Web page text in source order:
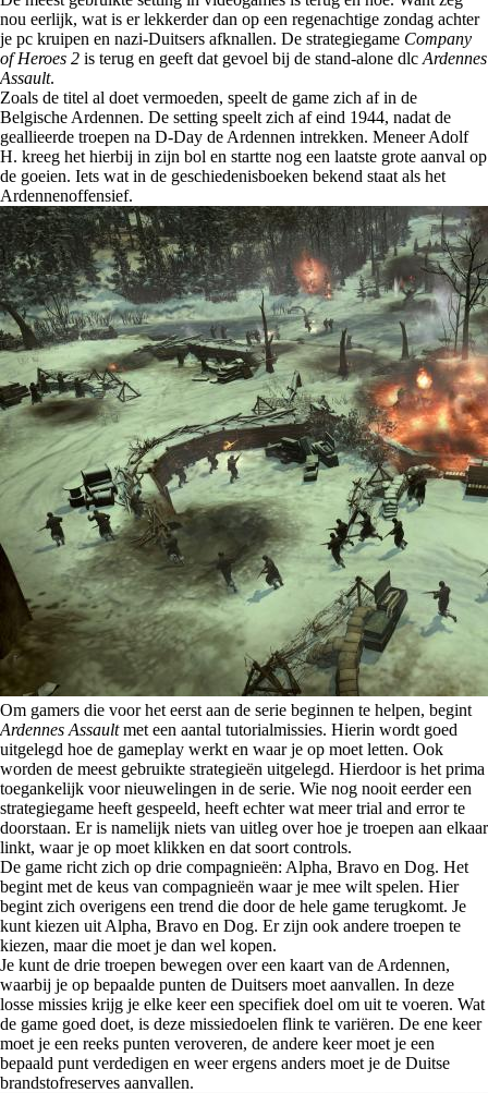
nou eerlijk, wat is er lekkerder dan op een regenachtige zondag achter
je pc kruipen en nazi-Duitsers afknallen. De strategiegame Company
of Heroes 2 is terug en geeft dat gevoel bij de stand-alone dlc Ardennes
Assault.
Zoals de titel al doet vermoeden, speelt de game zich af in de
Belgische Ardennen. De setting speelt zich af eind 1944, nadat de
geallieerde troepen na D-Day de Ardennen intrekken. Meneer Adolf
H. kreeg het hierbij in zijn bol en startte nog een laatste grote aanval op
de goeien. Iets wat in de geschiedenisboeken bekend staat als het
Ardennenoffensief.
Om gamers die voor het eerst aan de serie beginnen te helpen, begint
Ardennes Assaultmet een aantal tutorialmissies. Hierin wordt goed
uitgelegd hoe de gameplay werkt en waar je op moet letten. Ook
worden de meest gebruikte strategieën uitgelegd. Hierdoor is het prima
toegankelijk voor nieuwelingen in de serie. Wie nog nooit eerder een
strategiegame heeft gespeeld, heeft echter wat meer trial and error te
doorstaan. Er is namelijk niets van uitleg over hoe je troepen aan elkaar
linkt, waar je op moet klikken en dat soort controls.
De game richt zich op drie compagnieën: Alpha, Bravo en Dog. Het
begint met de keus van compagnieën waar je mee wilt spelen. Hier
begint zich overigens een trend die door de hele game terugkomt. Je
kunt kiezen uit Alpha, Bravo en Dog. Er zijn ook andere troepen te
kiezen, maar die moet je dan wel kopen.
Je kunt de drie troepen bewegen over een kaart van de Ardennen,
waarbij je op bepaalde punten de Duitsers moet aanvallen. In deze
losse missies krijg je elke keer een specifiek doel om uit te voeren. Wat
de game goed doet, is deze missiedoelen flink te variëren. De ene keer
moet je een reeks punten veroveren, de andere keer moet je een
bepaald punt verdedigen en weer ergens anders moet je de Duitse
brandstofreserves aanvallen.